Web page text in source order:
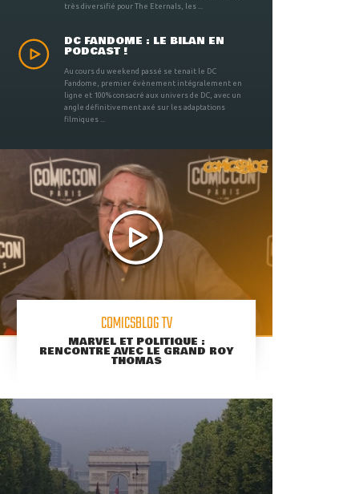
très diversifié pour The Eternals, les ...
DC FANDOME : LE BILAN EN
PODCAST !
Au cours du weekend passé se tenait le DC
Fandome, premier évènement intégralement en
ligne et 100% consacré aux univers de DC, avec un
angle définitivement axé sur les adaptations
filmiques ...
COMICSBLOG TV
MARVEL ET POLITIQUE :
RENCONTRE AVEC LE GRAND ROY
THOMAS